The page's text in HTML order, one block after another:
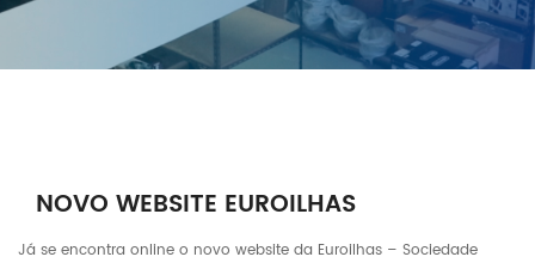
NOVO WEBSITE EUROILHAS
Já se encontra online o novo website da Euroilhas – Sociedade